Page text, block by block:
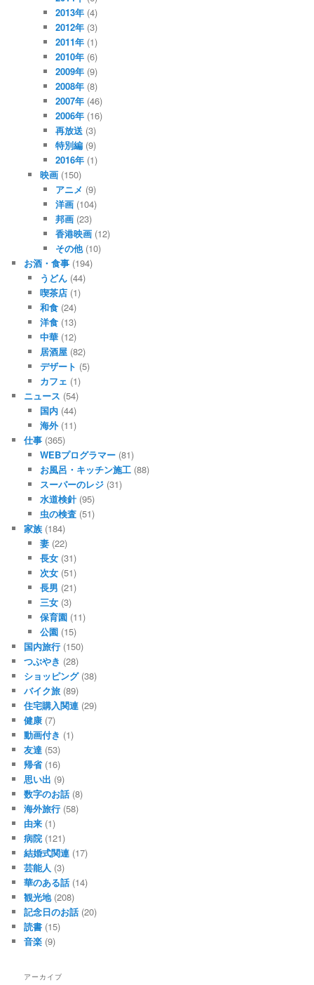
2013年 (4)
2012年 (3)
2011年 (1)
2010年 (6)
2009年 (9)
2008年 (8)
2007年 (46)
2006年 (16)
再放送 (3)
特別編 (9)
2016年 (1)
映画(150)
アニメ (9)
洋画 (104)
邦画 (23)
香港映画 (12)
その他(10)
お酒・食事 (194)
うどん(44)
喫茶店(1)
和食(24)
洋食(13)
中華(12)
居酒屋(82)
デザート (5)
カフェ (1)
ニュース (54)
国内(44)
海外(11)
仕事 (365)
WEBプログラマー(81)
お風呂・キッチン施工(88)
スーパーのレジ(31)
水道検針(95)
虫の検査(51)
家族 (184)
妻(22)
長女(31)
次女(51)
長男 (21)
三女(3)
保育園(11)
公園(15)
国内旅行 (150)
つぶやき (28)
ショッピング(38)
バイク旅 (89)
住宅購入関連 (29)
健康 (7)
動画付き (1)
友達 (53)
帰省(16)
思い出 (9)
数字のお話 (8)
海外旅行 (58)
由来 (1)
病院 (121)
結婚式関連 (17)
芸能人 (3)
華のある話 (14)
観光地(208)
記念日のお話 (20)
読書 (15)
音楽 (9)
アーカイブ